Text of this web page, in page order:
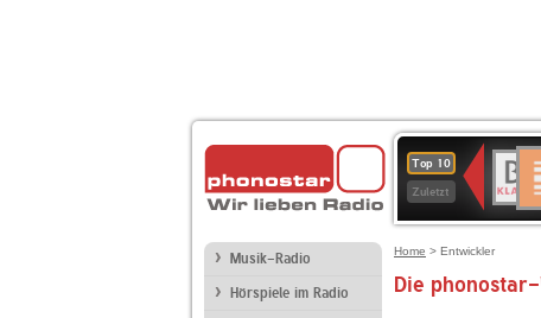
Top 10
Zuletzt
BR-
Musik-Radio
Hörspiele im Radio
Home > Entwickler
Die